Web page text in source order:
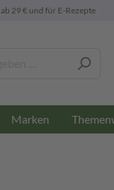
ab 29 € und für E-Rezepte
Marken